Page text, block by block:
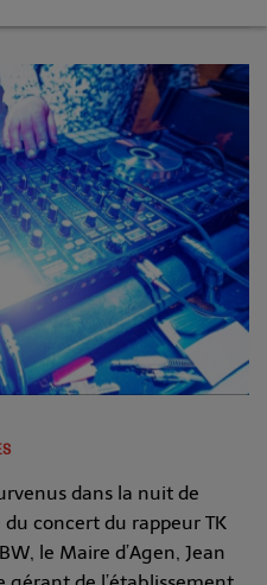
dans la nuit de
concert du rappeur TK
le Maire d’Agen, Jean